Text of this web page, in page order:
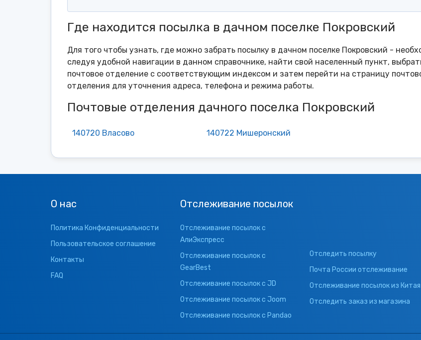
Где находится посылка в дачном поселке Покровский
Для того чтобы узнать, где можно забрать посылку в дачном поселке Покровский -
следуя удобной навигации в данном справочнике, найти свой населенный пункт,
почтовое отделение с соответствующим индексом и затем перейти на страницу
отделения для уточнения адреса, телефона и режима работы.
Почтовые отделения дачного поселка Покровский
140720 Власово 140722 Мишеронский
О нас
Политика Конфиденциальности
Пользовательское соглашение
Контакты
FAQ
Отслеживание посылок
Отслеживание посылок с
АлиЭкспресс
Отслеживание посылок с
GearBest
Отслеживание посылок с JD
Отслеживание посылок с Joom
Отслеживание посылок с Pandao
Отследить посылку
Почта России отслеживание
Отслеживание посылок из Китая
Отследить заказ из магазина